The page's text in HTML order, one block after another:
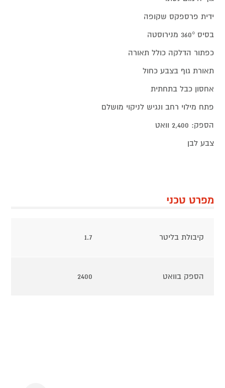
ידית פרספקס שקופה
בסיס 360° מנירוסטה
כפתור הדלקה כולל תאורה
תאורת גוף בצבע כחול
אחסון כבל בתחתית
פתח מילוי רחב ונגיש לניקוי מושלם
הספק: 2,400 וואט
צבע לבן
מפרט טכני
קיבולת בליטר 1.7
הספק בוואט 2400